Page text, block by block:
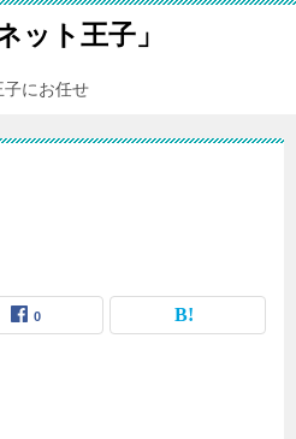
ット王子」
子にお任せ
0